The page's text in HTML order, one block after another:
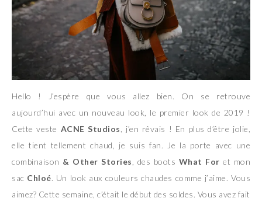
Hello ! J’espère que vous allez bien. On se retrouve
aujourd’hui avec un nouveau look, le premier look de 2019 !
Cette veste ACNE Studios
, j’en rêvais ! En plus d’être jolie,
elle tient tellement chaud, je suis fan. Je la porte avec une
combinaison & Other Stories , des boots What For et mon
sac Chloé. Un look aux couleurs chaudes comme j’aime. Vous
aimez? Cette semaine, c’était le début des soldes. Vous avez fait